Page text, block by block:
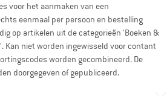
voor het aanmaken van een
eenmaal per persoon en bestelling
op artikelen uit de categorieën 'Boeken &
Kan niet worden ingewisseld voor contant
worden gecombineerd. De
doorgegeven of gepubliceerd.